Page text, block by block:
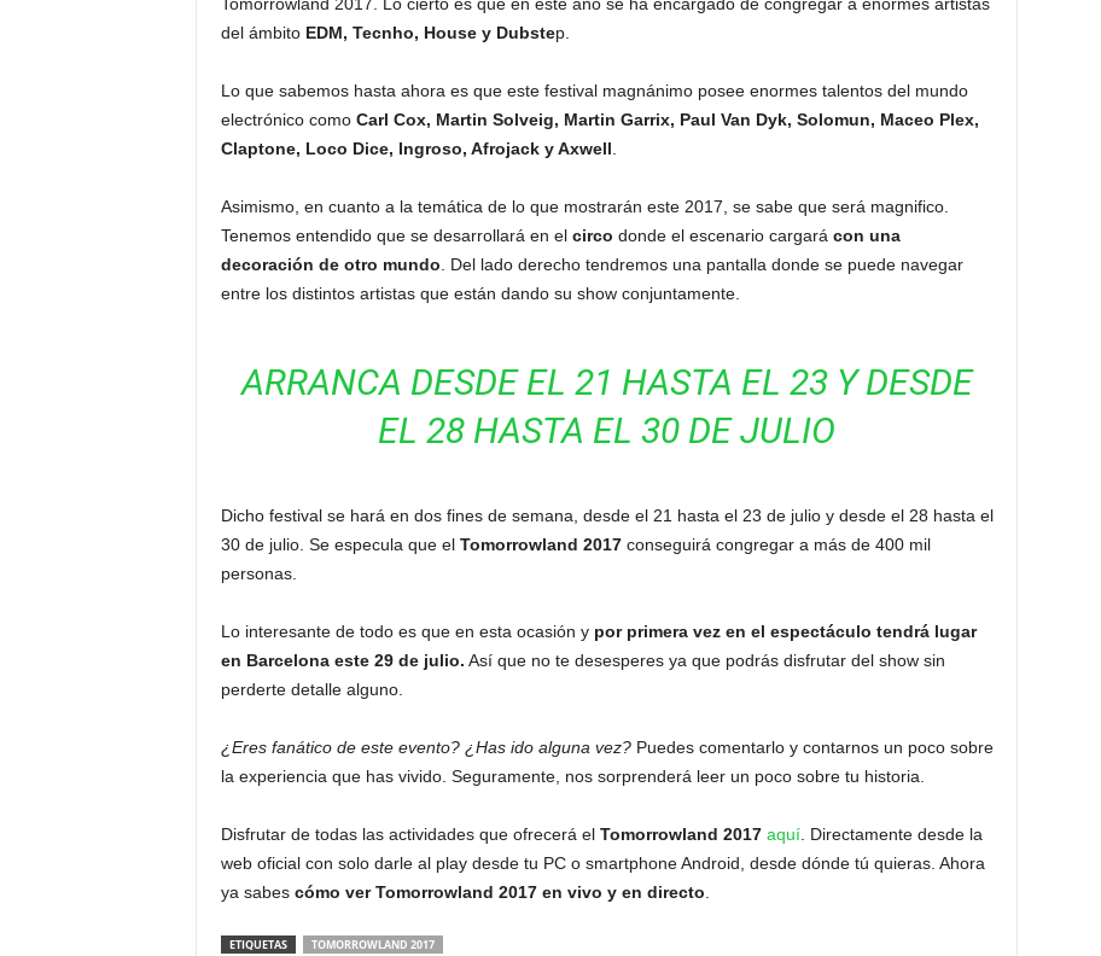
del ámbito EDM, Tecnho, House y Dubstep.
Lo que sabemos hasta ahora es que este festival magnánimo posee enormes talentos del mundo
electrónico como Carl Cox, Martin Solveig, Martin Garrix, Paul Van Dyk, Solomun, Maceo Plex,
Claptone, Loco Dice, Ingroso, Afrojack y Axwell
Asimismo, en cuanto a la temática de lo que mostrarán este 2017, se sabe que será magnifico.
Tenemos entendido que se desarrollará en elcirco donde el escenario cargará con una
decoración de otro mundo . Del lado derecho tendremos una pantalla donde se puede navegar
entre los distintos artistas que están dando su show conjuntamente.
ARRANCA DESDE EL 21 HASTA EL 23 Y DESDE
EL 28 HASTA EL 30 DE JULIO
Dicho festival se hará en dos fines de semana, desde el 21 hasta el 23 de julio y desde el 28 hasta el
30 de julio. Se especula que el Tomorrowland 2017conseguirá congregar a más de 400 mil
personas.
Lo interesante de todo es que en esta ocasión y por primera vez en el espectáculo tendrá lugar
en Barcelona este 29 de julio. Así que no te desesperes ya que podrás disfrutar del show sin
perderte detalle alguno.
¿Eres fanático de este evento? ¿Has ido alguna vez?Puedes comentarlo y contarnos un poco sobre
la experiencia que has vivido. Seguramente, nos sorprenderá leer un poco sobre tu historia.
Disfrutar de todas las actividades que ofrecerá el Tomorrowland 2017 aquí. Directamente desde la
web oficial con solo darle al play desde tu PC o smartphone Android, desde dónde tú quieras. Ahora
ya sabes cómo ver Tomorrowland 2017 en vivo y en directo
ETIQUETAS TOMORROWLAND 2017